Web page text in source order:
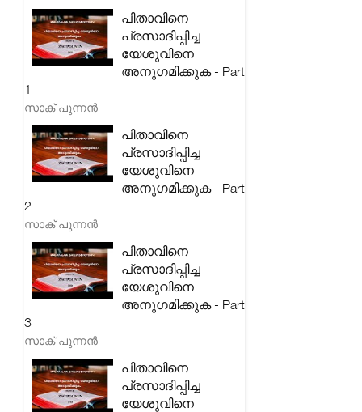
പിതാവിനെ
പ്രസാദിപ്പിച്ച
യേശുവിനെ
അനുഗമിക്കുക - Part
1
സാക് പുന്നൻ
പിതാവിനെ
പ്രസാദിപ്പിച്ച
യേശുവിനെ
അനുഗമിക്കുക - Part
2
സാക് പുന്നൻ
പിതാവിനെ
പ്രസാദിപ്പിച്ച
യേശുവിനെ
അനുഗമിക്കുക - Part
3
സാക് പുന്നൻ
പിതാവിനെ
പ്രസാദിപ്പിച്ച
യേശുവിനെ